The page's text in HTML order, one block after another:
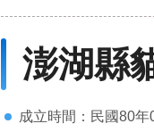
澎湖縣
成立時間：民國80年